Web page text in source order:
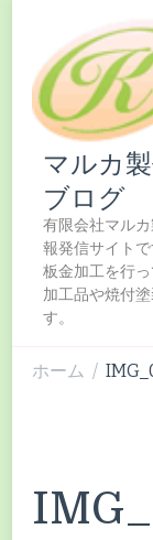
マルカ
ブログ
有限会社マル
報発信サイト
板金加工を行
加工品や焼付
す。
ホーム /